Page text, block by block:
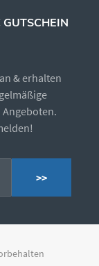
& erhalten
>>